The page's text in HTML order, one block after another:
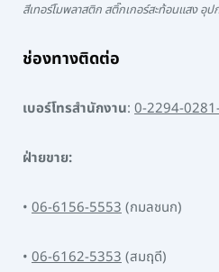
สีเทอร์โมพลาสติก สติ๊กเกอร์สะท้อนแสง อุ
ช่องทางติดต่อ
เบอร์โทรสำนักงาน: 0-2294-
ฝ่ายขาย:
• 06-6156-5553(กมลชนก)
• 06-6162-5353(สมฤดี)